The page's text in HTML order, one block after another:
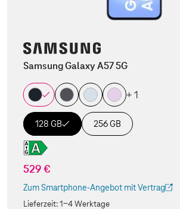
Samsung Galaxy A57 5G
+ 1
128 GB 256 GB
529 €
Zum Smartphone-Angebot mit Vertrag
(Der Link wird in einem neuen Tab geöffnet)
Lieferzeit:1-4 Werktage